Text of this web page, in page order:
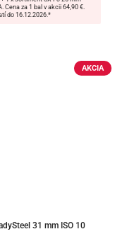
Cena za 1 bal v akcii 64,90 €.
do 16.12.2026.*
AKCIA
31 mm ISO 10